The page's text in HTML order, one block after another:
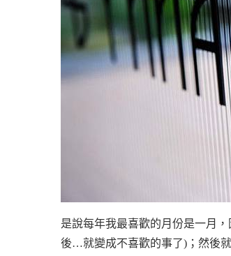
是說每年我最喜歡的月份是一月
後…就變成不喜歡的事了)；然後